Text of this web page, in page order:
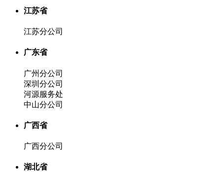
江苏省
江苏分公司
广东省
广州分公司
深圳分公司
河源服务处
中山分公司
广西省
广西分公司
湖北省